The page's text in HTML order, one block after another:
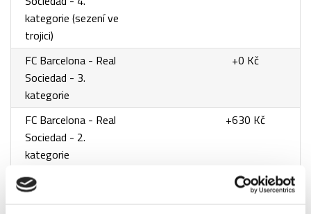
kategorie (sezení ve
trojici)
FC Barcelona - Real
Sociedad - 3.
kategorie
+0 Kč
FC Barcelona - Real
Sociedad - 2.
kategorie
+630 Kč
FC Barcelona - Real
Sociedad - 1.
+820 Kč